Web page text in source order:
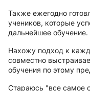
Также ежегодно
учеников, которые
дальнейшее обучение.
Нахожу подход к
совместно
обучения по этому
Стараюсь "все самое